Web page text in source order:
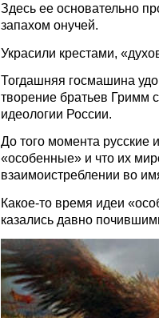
Здесь ее основательно
запахом онучей.
Украсили крестами,
Тогдашняя госмашина
творение братьев Гримм
идеологии России.
До того момента русские
«особенные» и что их
взаимоистреблении во
Какое-то время идеи
казались давно